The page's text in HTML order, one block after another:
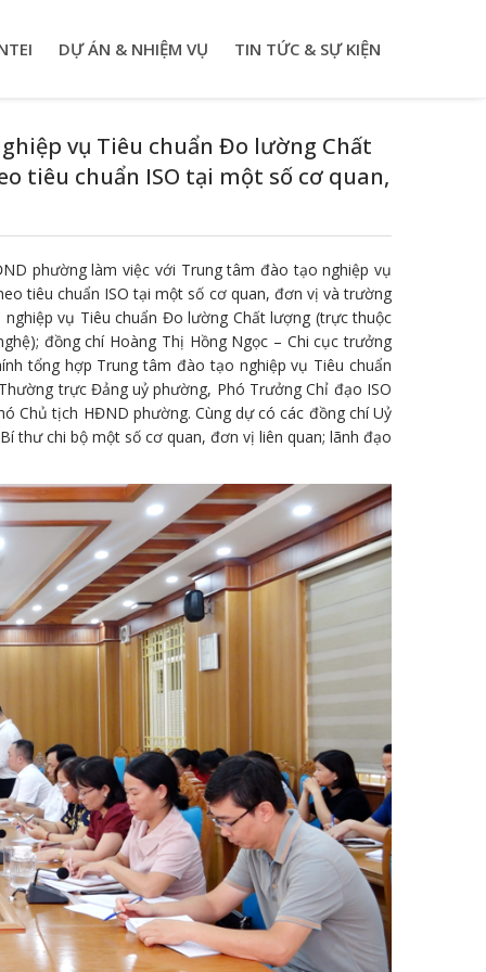
DỰ ÁN & NHIỆM VỤ TIN TỨC & SỰ KIỆN
vụ Tiêu chuẩn Đo lường Chất
tiêu chuẩn ISO tại một số cơ quan,
phường làm việc với Trung tâm đào tạo nghiệp vụ
tiêu chuẩn ISO tại một số cơ quan, đơn vị và trường
vụ Tiêu chuẩn Đo lường Chất lượng (trực thuộc
đồng chí Hoàng Thị Hồng Ngọc – Chi cục trưởng
tổng hợp Trung tâm đào tạo nghiệp vụ Tiêu chuẩn
trực Đảng uỷ phường, Phó Trưởng Chỉ đạo ISO
Chủ tịch HĐND phường. Cùng dự có các đồng chí Uỷ
thư chi bộ một số cơ quan, đơn vị liên quan; lãnh đạo